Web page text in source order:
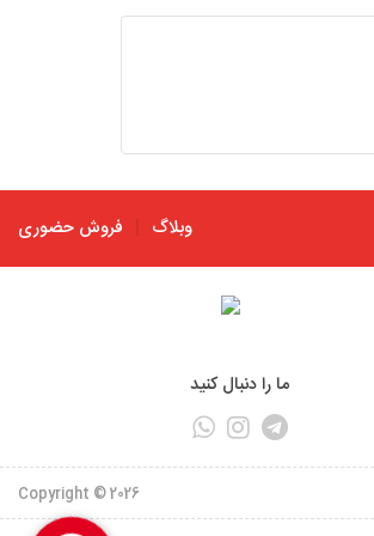
وبلاگ فروش حضوری
ما را دنبال کنید
Copyright © 2026